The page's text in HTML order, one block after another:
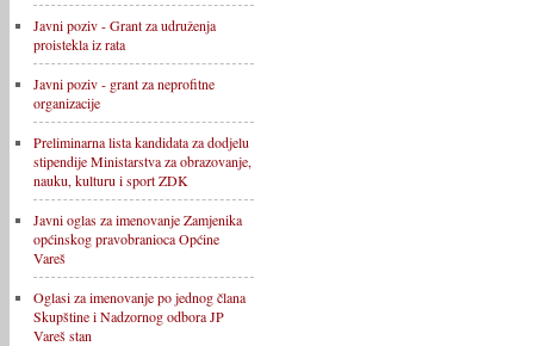
Javni poziv - Grant za udruženja
proistekla iz rata
Javni poziv - grant za neprofitne
organizacije
Preliminarna lista kandidata za dodjelu
stipendije Ministarstva za obrazovanje,
nauku, kulturu i sport ZDK
Javni oglas za imenovanje Zamjenika
općinskog pravobranioca Općine
Vareš
Oglasi za imenovanje po jednog člana
Skupštine i Nadzornog odbora JP
Vareš stan